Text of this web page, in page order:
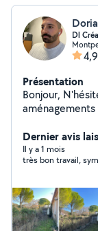
Dl
Présentation
Bonjour, N'hésitez pas à me contacter pour tous vos
l'aménagement
Dernier avis
Il y a 1 mois
très bon travail,